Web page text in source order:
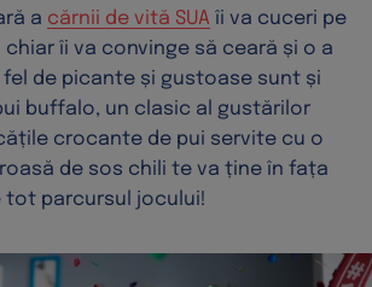
a cărnii de vită SUA îi va cuceri pe
îi va convinge să ceară și o a
fel de picante și gustoase sunt și
buffalo, un clasic al gustărilor
crocante de pui servite cu o
de sos chili te va ține în fața
tot parcursul jocului!